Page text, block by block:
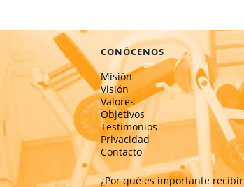
CONÓCENOS
Misión
Visión
Valores
Objetivos
Testimonios
Privacidad
Contacto
¿Por qué es importante recibir